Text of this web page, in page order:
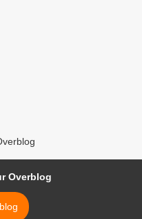
Overblog